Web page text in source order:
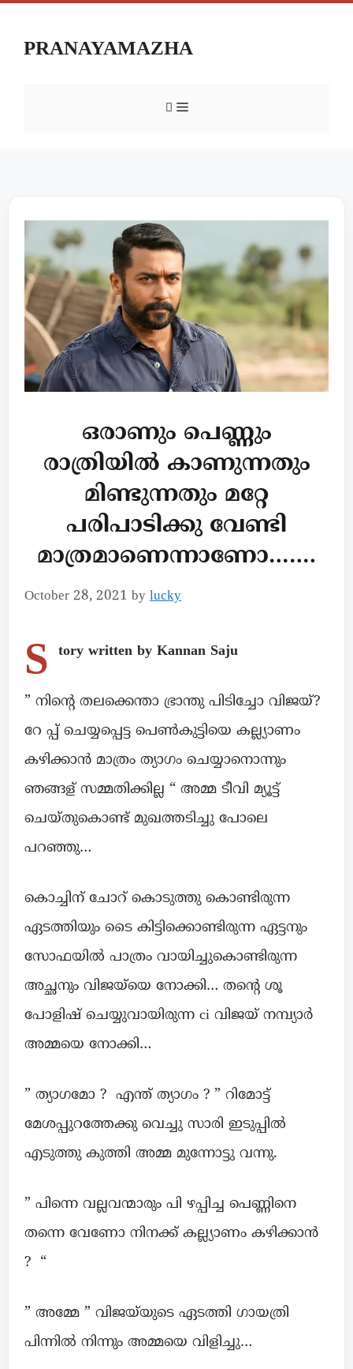
PRANAYAMAZHA
ഒരാണും പെണ്ണും
രാത്രിയിൽ കാണുന്നതും
മിണ്ടുന്നതും മറ്റേ
പരിപാടിക്കു വേണ്ടി
മാത്രമാണെന്നാണോ…….
October 28, 2021 by lucky
S tory written by Kannan Saju
” നിന്റെ തലക്കെന്താ ഭ്രാന്തു പിടിച്ചോ വിജയ്?
റേ പ്പ് ചെയ്യപ്പെട്ട പെൺകുട്ടിയെ കല്ല്യാണം
കഴിക്കാൻ മാത്രം ത്യാഗം ചെയ്യാനൊന്നും
ഞങ്ങള് സമ്മതിക്കില്ല “ അമ്മ ടീവി മ്യൂട്ട്
ചെയ്തുകൊണ്ട് മുഖത്തടിച്ചു പോലെ
പറഞ്ഞു…
കൊച്ചിന് ചോറ് കൊടുത്തു കൊണ്ടിരുന്ന
ഏടത്തിയും ടൈ കിട്ടിക്കൊണ്ടിരുന്ന ഏട്ടനും
സോഫയിൽ പാത്രം വായിച്ചുകൊണ്ടിരുന്ന
അച്ഛനും വിജയ്‌യെ നോക്കി… തന്റെ ശൂ
പോളിഷ് ചെയ്യുവായിരുന്ന ci വിജയ് നമ്പ്യാർ
അമ്മയെ നോക്കി…
” ത്യാഗമോ ? എന്ത് ത്യാഗം ? ” റിമോട്ട്
മേശപ്പുറത്തേക്കു വെച്ചു സാരി ഇടുപ്പിൽ
എടുത്തു കുത്തി അമ്മ മുന്നോട്ടു വന്നു.
” പിന്നെ വല്ലവന്മാരും പി ഴപ്പിച്ച പെണ്ണിനെ
തന്നെ വേണോ നിനക്ക് കല്ല്യാണം കഴിക്കാൻ
? “
” അമ്മേ ” വിജയ്‌യുടെ ഏടത്തി ഗായത്രി
പിന്നിൽ നിന്നും അമ്മയെ വിളിച്ചു…